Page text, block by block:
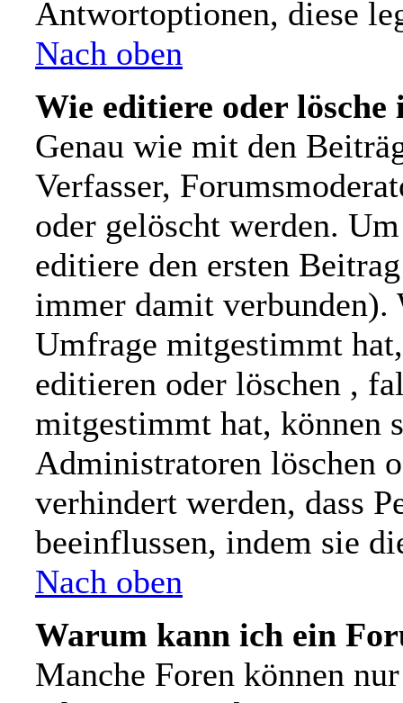
Antwortoptionen, diese
Nach oben
Wie editiere oder lösche
Genau wie mit den
Verfasser,
oder gelöscht werden.
editiere den ersten
immer damit verbunden).
Umfrage mitgestimmt
editieren oder löschen ,
mitgestimmt hat, können
Administratoren löschen
verhindert werden, dass
beeinflussen, indem sie
Nach oben
Warum kann ich ein
Manche Foren können